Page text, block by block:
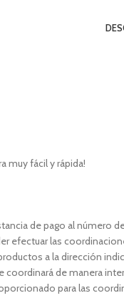
muy fácil y rápida!
de pago al número
efectuar las
a la dirección
coordinará de manera
para las